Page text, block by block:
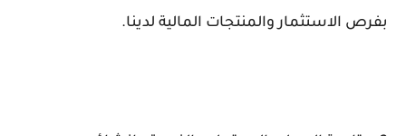
بفرص الاستثمار والمنتجات المالية لدينا.